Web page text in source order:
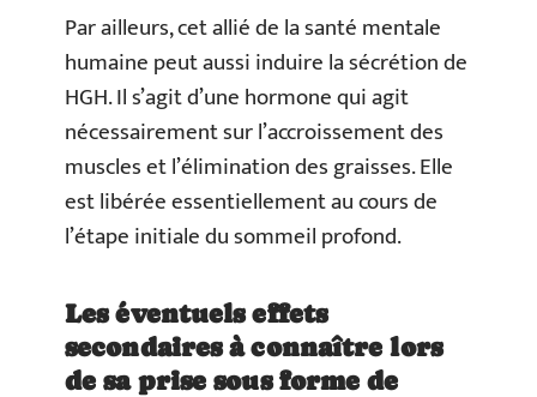
Par ailleurs, cet allié de la santé mentale
humaine peut aussi induire la sécrétion de
HGH. Il s’agit d’une hormone qui agit
nécessairement sur l’accroissement des
muscles et l’élimination des graisses. Elle
est libérée essentiellement au cours de
l’étape initiale du sommeil profond.
Les éventuels effets
secondaires à connaître lors
de sa prise sous forme de